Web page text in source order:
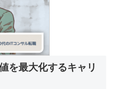
を最大化するキャリ